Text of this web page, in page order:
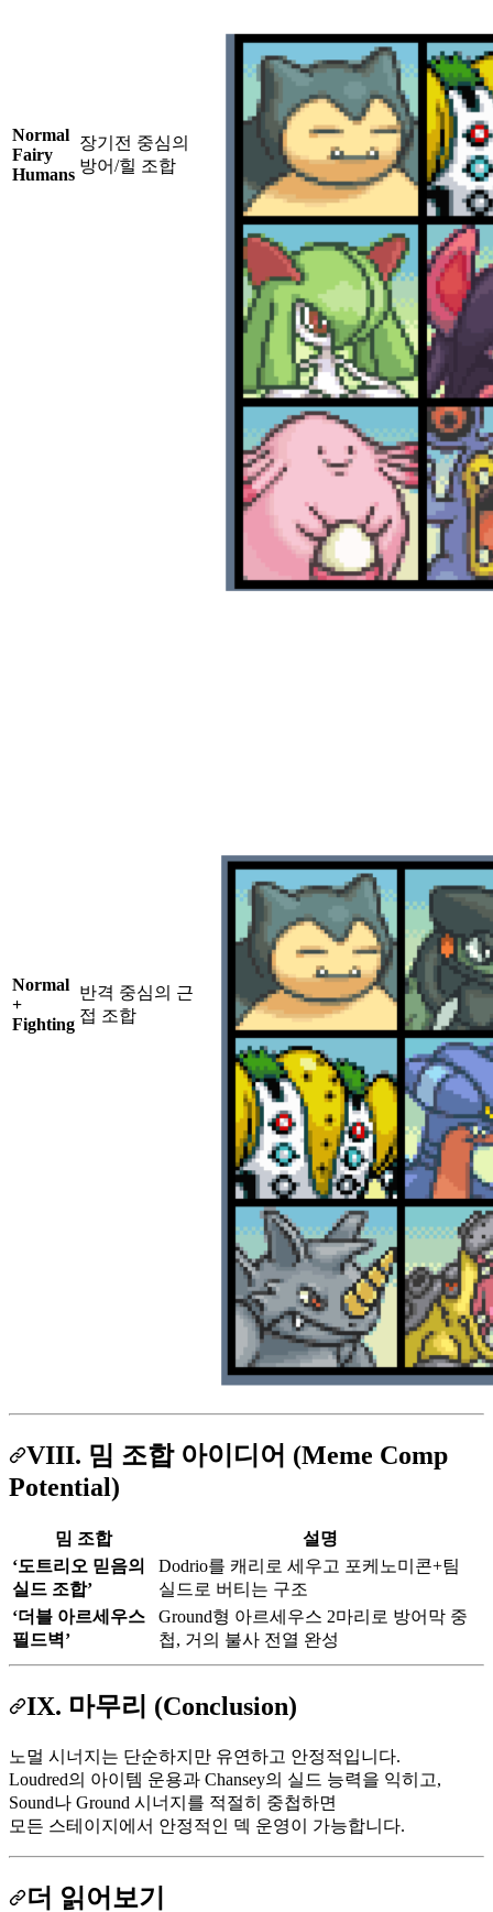
Normal
Fairy
Humans
장기전 중심의
방어/힐 조합
Normal
+
Fighting
반격 중심의 근
접 조합
VIII. 밈 조합 아이디어 (Meme Comp
Potential)
밈 조합
설명
‘도트리오 믿음의
실드 조합’
Dodrio를 캐리로 세우고 포케노미콘+팀
실드로 버티는 구조
‘더블 아르세우스
필드벽’
Ground형 아르세우스 2마리로 방어막 중
첩, 거의 불사 전열 완성
IX. 마무리 (Conclusion)
노멀 시너지는 단순하지만 유연하고 안정적입니다.
Loudred의 아이템 운용과 Chansey의 실드 능력을 익히고,
Sound나 Ground 시너지를 적절히 중첩하면
모든 스테이지에서 안정적인 덱 운영이 가능합니다.
더 읽어보기